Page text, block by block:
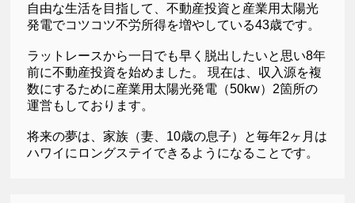
自由な生活を目指して、不動産投資と産業用太陽光
発電でコツコツ不労所得を増やしている43歳です。
ラットレースから一日でも早く脱出したいと思い8年
前に不動産投資を始めました。 現在は、収入源を複
数にするために産業用太陽光発電（50kw）2箇所の
運営もしております。
将来の夢は、家族（妻、10歳の息子）と毎年2ヶ月は
ハワイにロングステイできるようになることです。